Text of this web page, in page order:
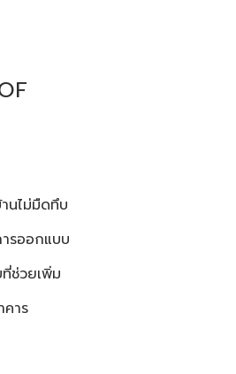
นไม่มืดทึบ
รออกแบบ
ช่วยเพิ่ม
าร